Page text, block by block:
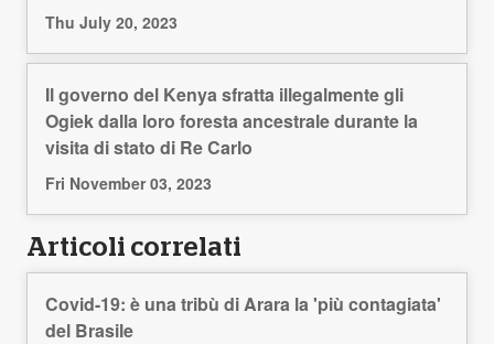
Thu July 20, 2023
Il governo del Kenya sfratta illegalmente gli
Ogiek dalla loro foresta ancestrale durante la
visita di stato di Re Carlo
Fri November 03, 2023
Articoli correlati
Covid-19: è una tribù di Arara la 'più contagiata'
del Brasile